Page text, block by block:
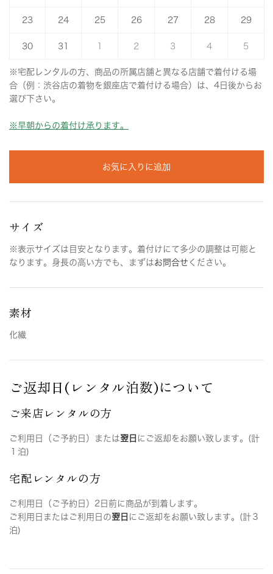
23 24 25 26 27 28 29
30 31 1 2 3 4 5
※宅配レンタルの方、商品の所属店舗と異なる店舗で着付ける場
合（例：渋谷店の着物を銀座店で着付ける場合）は、4日後からお
選び下さい。
※早朝からの着付け承ります。
お気に入りに追加
サイズ
※表示サイズは目安となります。着付けにて多少の調整は可能と
なります。身長の高い方でも、まずはお問合せ ください。
素材
化繊
ご返却日(レンタル泊数)について
ご来店レンタルの方
ご利用日（ご予約日）または翌日 にご返却をお願い致します。(計
１泊)
宅配レンタルの方
ご利用日（ご予約日）2日前に商品が到着します。
ご利用日またはご利用日の翌日 にご返却をお願い致します。(計３
泊)